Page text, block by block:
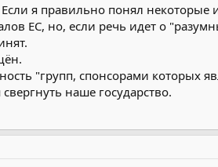
я правильно понял
ЕС, но, если речь идет о
"групп, спонсорами которых
наше государство.